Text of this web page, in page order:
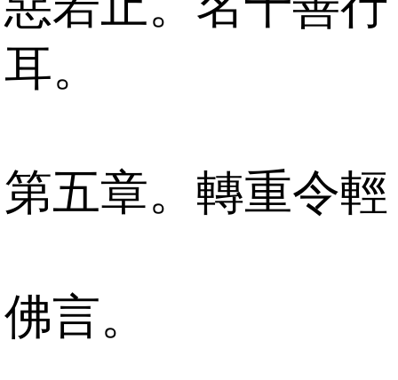
耳。
第五章。轉重令輕
佛言。